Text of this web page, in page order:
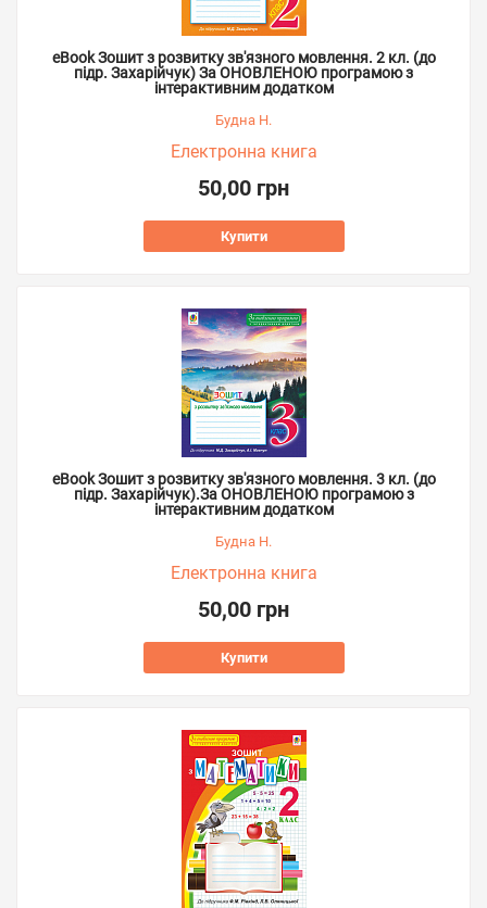
eBook Зошит з розвитку зв'язного мовлення. 2 кл. (до
підр. Захарійчук) За ОНОВЛЕНОЮ програмою з
інтерактивним додатком
Будна Н.
Електронна книга
50,00 грн
Купити
eBook Зошит з розвитку зв'язного мовлення. 3 кл. (до
підр. Захарійчук).За ОНОВЛЕНОЮ програмою з
інтерактивним додатком
Будна Н.
Електронна книга
50,00 грн
Купити